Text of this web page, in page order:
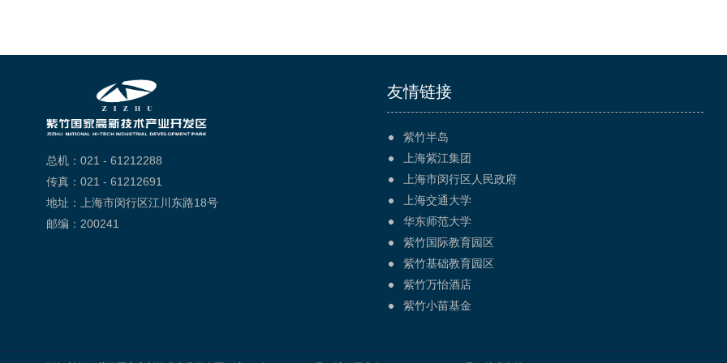
总机：021 - 61212288
传真：021 - 61212691
地址：上海市闵行区江川东路18号
邮编：200241
友情链接
紫竹半岛
上海紫江集团
上海市闵行区人民政府
上海交通大学
华东师范大学
紫竹国际教育园区
紫竹基础教育园区
紫竹万怡酒店
紫竹小苗基金